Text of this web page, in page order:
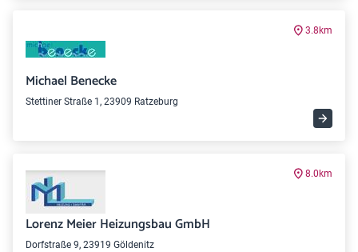
3.8km
Michael Benecke
Stettiner Straße 1, 23909 Ratzeburg
8.0km
Lorenz Meier Heizungsbau GmbH
Dorfstraße 9, 23919 Göldenitz